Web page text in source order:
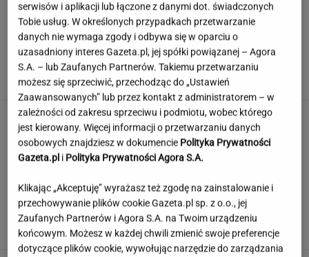
Czy Marilyn Monroe przeszła operację
plastyczną? Dokumentacja rozwiewa
wątpliwości
To nie droga na skróty. Matka pokazuje, jak
naprawdę wygląda edukacja domowa
MATERIAŁ PROMOCYJNY
Siedem lat gehenny. "Spłacamy
kredyty za mieszkania, w których mieszkają
ludzie dewelopera"
SUBSKRYPCJA
serwisów i aplikacji lub łączone z danymi dot. świadczonych
Tobie usług. W określonych przypadkach przetwarzanie
danych nie wymaga zgody i odbywa się w oparciu o
uzasadniony interes Gazeta.pl, jej spółki powiązanej – Agora
S.A. – lub Zaufanych Partnerów. Takiemu przetwarzaniu
możesz się sprzeciwić, przechodząc do „Ustawień
Zaawansowanych” lub przez kontakt z administratorem – w
zależności od zakresu sprzeciwu i podmiotu, wobec którego
jest kierowany. Więcej informacji o przetwarzaniu danych
osobowych znajdziesz w dokumencie Polityka Prywatności
Gazeta.pl i Polityka Prywatności Agora S.A.
Klikając „Akceptuję” wyrażasz też zgodę na zainstalowanie i
przechowywanie plików cookie Gazeta.pl sp. z o.o., jej
Zaufanych Partnerów i Agora S.A. na Twoim urządzeniu
końcowym. Możesz w każdej chwili zmienić swoje preferencje
dotyczące plików cookie, wywołując narzędzie do zarządzania